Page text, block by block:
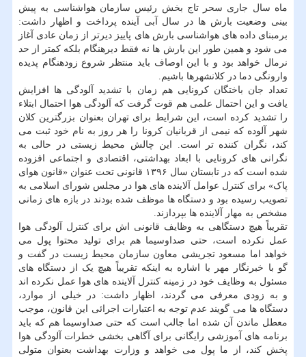
ماه سال جاری سحر تاج بخش رئیس سازمان هواشناسی به پیش
بینی وضعیت بارش ها در سال آبی آینده پرداخت و اظهار داشت:
برمبنای داده های هواشناسی بارش های پاییز دیرتر از زمان عادی آغاز
می شود و همین طور این بارش ها نه فقط دیرهنگام بلکه کمتر از حد
نرمال خواهد بود و با این اوصاف باید منتظر شروع زودهنگام پدیده
وارونگی دما در کلانشهرها باشیم.
تعداد جان باختگان کرونایی هم زمان با تشدید آلودگی ها افزایش
یافت و این احتمال علمی هم قوت گرفت که آلودگی هوا احتمال ابتلاء
را تشدید کرده است، این شرایط برای تهران بعنوان بزرگترین کلان
شهر آلوده که نیمی از قربانیان کرونا را هر روز به نام خود ثبت می
کند، نگران کننده تر است. این چالش محیط زیستی در حالی به
نگرانی های کرونایی با ابعاد بهداشتی، اقتصادی و اجتماعی افزوده
شده است که در تابستان سال ۱۳۹۶ قانونی تحت عنوان «قانون هوای
پاک» برای کنترل عوامل آلاینده های هوا در مجلس شورای اسلامی به
تصویب رسیده بود و دستگاه ها موظف شده بودند در بازه های زمانی
مشخص به مهار آلاینده ها بپردازند.
تقریباً هیچ دستگاهی به وظایف قانونی اش برای کنترل آلودگی هوا
عمل نکرده است، حتی صداوسیما هم برای تولید محتوا پول می
خواهد اما مسعود تجریشی معاون سازمان محیط زیست در گفت و
گو با خبرنگار مهر با اشاره به اینکه تقریباً هیچ یک از دستگاه های
مسئول به وظایف خود در زمینه کنترل آلاینده های هوا عمل نکرده اند
و به زودی معرفی می گردند، اظهار داشت: در خیلی از موارد،
دستگاه ها می گویند عدم توجه به اعتبارات اجرائی این قانون، موجب
معطل ماندن آن شده اما جالب است که حتی صداوسیما هم که باید
برنامه های آموزشی رایگانی برای آگاهی بخشی خطرات آلودگی هوا
پخش کند، از ما پول می خواهد و وزارت بهداشت بعنوان متولی